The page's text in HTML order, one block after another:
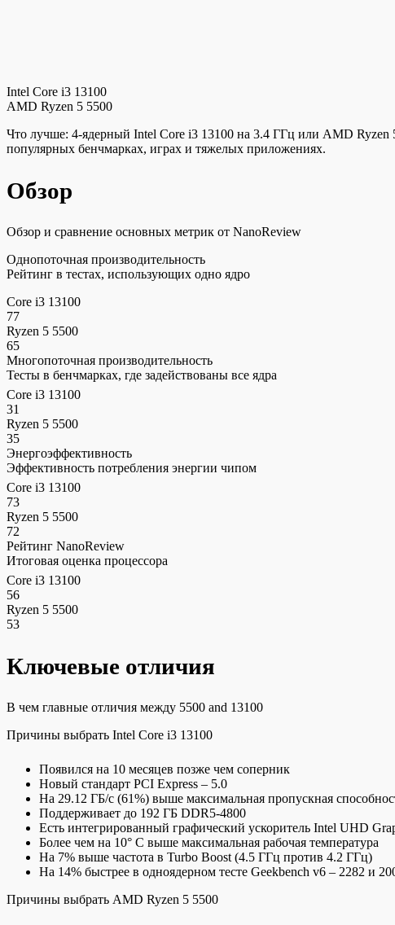
Intel Core i3 13100
AMD Ryzen 5 5500
Что лучше: 4-ядерный Intel Core i3 13100 на 3.4 ГГц или AMD Ryzen
популярных бенчмарках, играх и тяжелых приложениях.
Обзор
Обзор и сравнение основных метрик от NanoReview
Однопоточная производительность
Рейтинг в тестах, использующих одно ядро
Core i3 13100
77
Ryzen 5 5500
65
Многопоточная производительность
Тесты в бенчмарках, где задействованы все ядра
Core i3 13100
31
Ryzen 5 5500
35
Энергоэффективность
Эффективность потребления энергии чипом
Core i3 13100
73
Ryzen 5 5500
72
Рейтинг NanoReview
Итоговая оценка процессора
Core i3 13100
56
Ryzen 5 5500
53
Ключевые отличия
В чем главные отличия между 5500 and 13100
Причины выбрать Intel Core i3 13100
Появился на 10 месяцев позже чем соперник
Новый стандарт PCI Express – 5.0
На 29.12 ГБ/c (61%) выше максимальная пропускная
Поддерживает до 192 ГБ DDR5-4800
Есть интегрированный графический ускоритель Intel UHD
Более чем на 10° C выше максимальная рабочая температура
На 7% выше частота в Turbo Boost (4.5 ГГц против 4.2 ГГц)
На 14% быстрее в одноядерном тесте Geekbench v6 – 2282 и
Причины выбрать AMD Ryzen 5 5500